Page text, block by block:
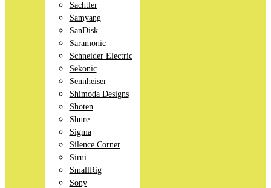
Sachtler
Samyang
SanDisk
Saramonic
Schneider Electric
Sekonic
Sennheiser
Shimoda Designs
Shoten
Shure
Sigma
Silence Corner
Sirui
SmallRig
Sony